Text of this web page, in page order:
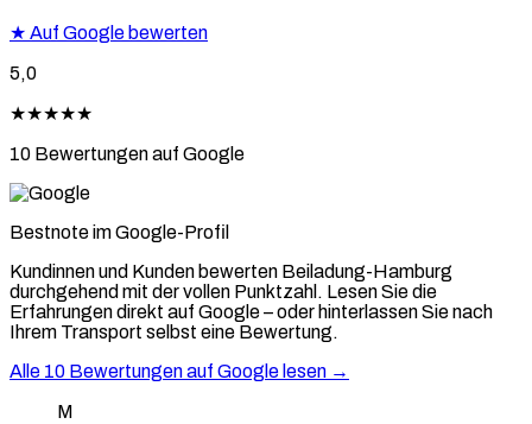
★ Auf Google bewerten
5,0
★★★★★
10 Bewertungen auf Google
Bestnote im Google-Profil
Kundinnen und Kunden bewerten Beiladung-Hamburg
durchgehend mit der vollen Punktzahl. Lesen Sie die
Erfahrungen direkt auf Google – oder hinterlassen Sie nach
Ihrem Transport selbst eine Bewertung.
Alle 10 Bewertungen auf Google lesen →
M